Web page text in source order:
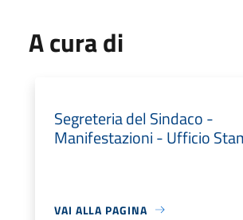
A cura di
Segreteria del Sindaco -
Manifestazioni - Ufficio
VAI ALLA PAGINA